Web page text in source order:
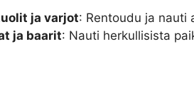
ja varjot: Rentoudu ja nauti
ja baarit: Nauti herkullisista